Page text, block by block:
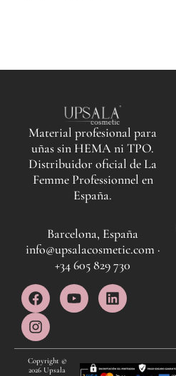
Material profesional para
uñas sin HEMA ni TPO.
Distribuidor oficial de La
Femme Professionnel en
España.
Barcelona, España
info@upsalacosmetic.com ·
+34 605 829 730
F
a
c
e
b
o
Y
o
u
b
L
i
e
d
I
n
s
t
a
g
Copyright ©
2026 Upsala